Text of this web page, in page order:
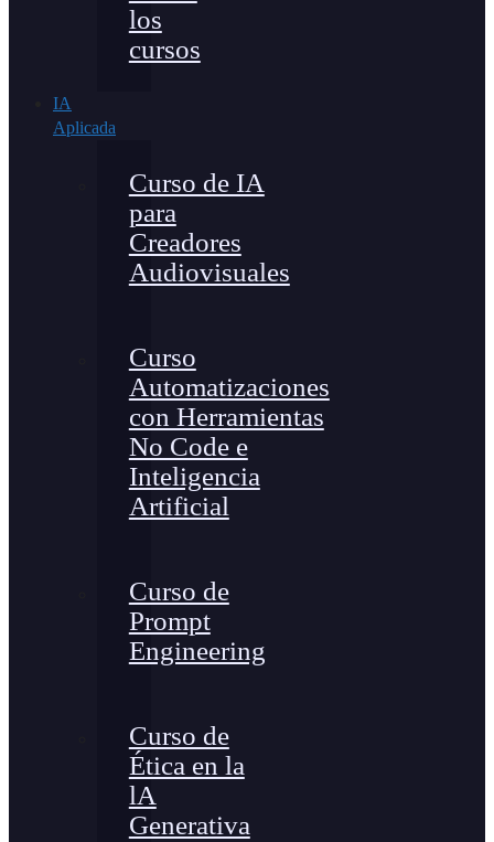
los
cursos
IA
Aplicada
Curso de IA
para
Creadores
Audiovisuales
Curso
Automatizaciones
con Herramientas
No Code e
Inteligencia
Artificial
Curso de
Prompt
Engineering
Curso de
Ética en la
lA
Generativa